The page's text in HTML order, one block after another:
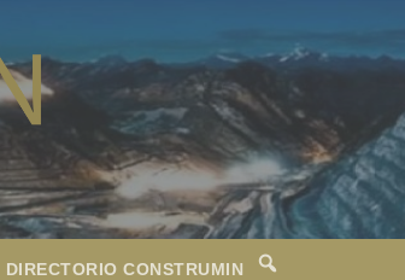
DIRECTORIO CONSTRUMIN